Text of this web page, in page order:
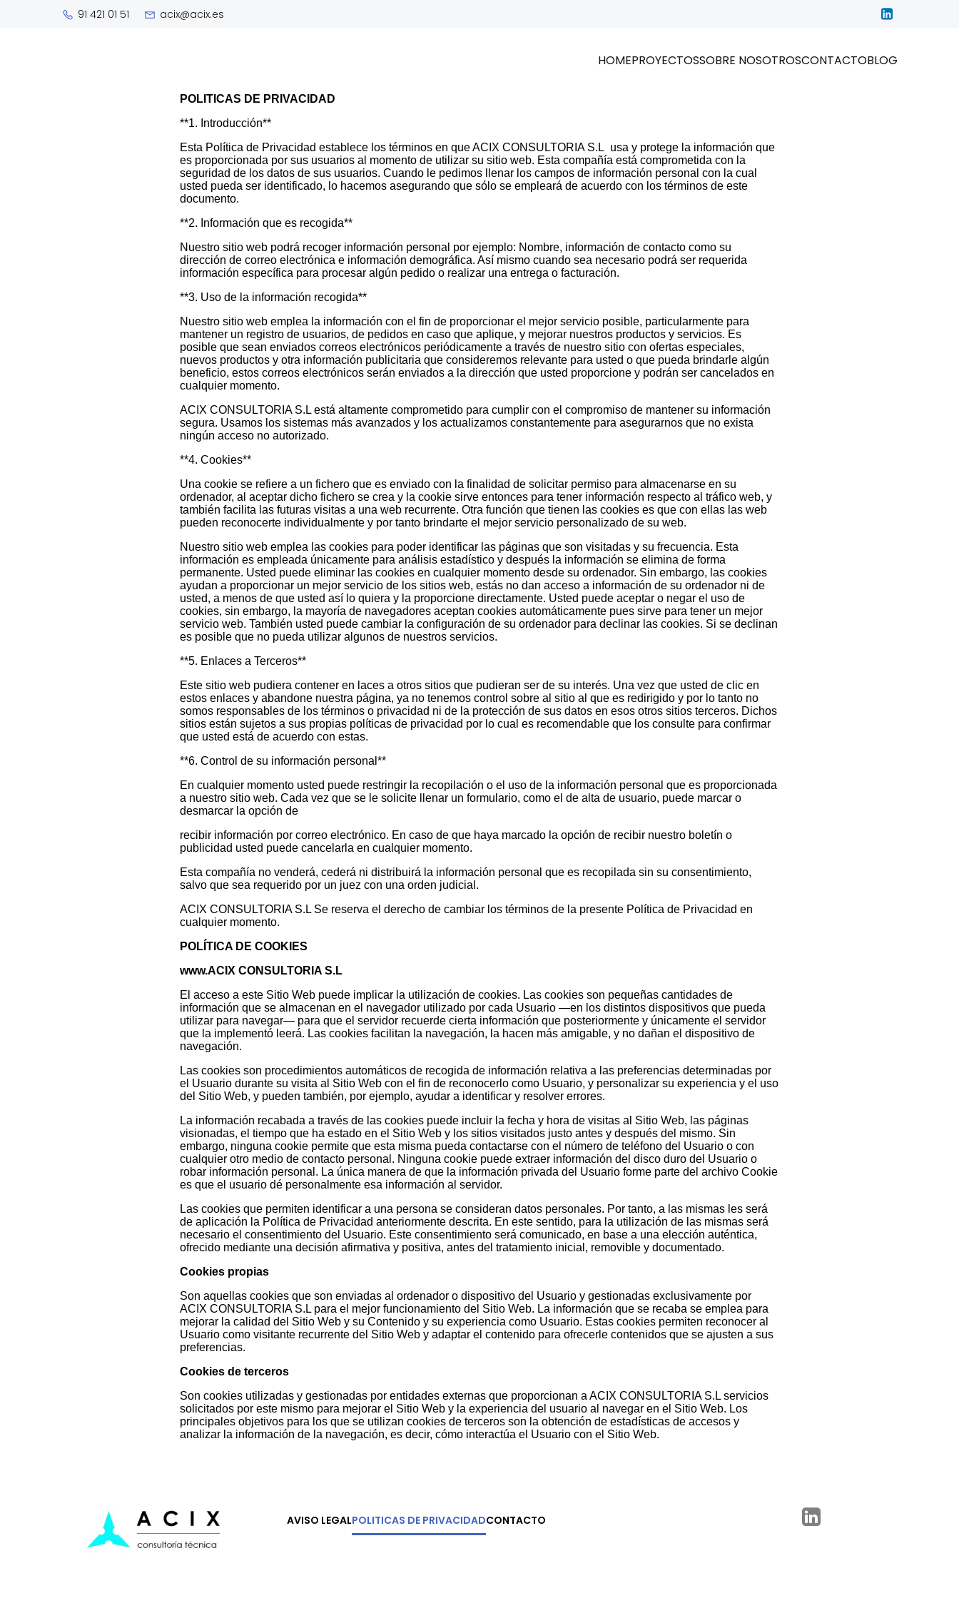
91 421 01 51 acix@acix.es
HOMEPROYECTOSSOBRE NOSOTROSCONTACTOBLOG
POLITICAS DE PRIVACIDAD
**1. Introducción**
Esta Política de Privacidad establece los términos en que ACIX CONSULTORIA S.L usa y protege la información que
es proporcionada por sus usuarios al momento de utilizar su sitio web. Esta compañía está comprometida con la
seguridad de los datos de sus usuarios. Cuando le pedimos llenar los campos de información personal con la cual
usted pueda ser identificado, lo hacemos asegurando que sólo se empleará de acuerdo con los términos de este
documento.
**2. Información que es recogida**
Nuestro sitio web podrá recoger información personal por ejemplo: Nombre, información de contacto como su
dirección de correo electrónica e información demográfica. Así mismo cuando sea necesario podrá ser requerida
información específica para procesar algún pedido o realizar una entrega o facturación.
**3. Uso de la información recogida**
Nuestro sitio web emplea la información con el fin de proporcionar el mejor servicio posible, particularmente para
mantener un registro de usuarios, de pedidos en caso que aplique, y mejorar nuestros productos y servicios. Es
posible que sean enviados correos electrónicos periódicamente a través de nuestro sitio con ofertas especiales,
nuevos productos y otra información publicitaria que consideremos relevante para usted o que pueda brindarle algún
beneficio, estos correos electrónicos serán enviados a la dirección que usted proporcione y podrán ser cancelados en
cualquier momento.
ACIX CONSULTORIA S.L está altamente comprometido para cumplir con el compromiso de mantener su información
segura. Usamos los sistemas más avanzados y los actualizamos constantemente para asegurarnos que no exista
ningún acceso no autorizado.
**4. Cookies**
Una cookie se refiere a un fichero que es enviado con la finalidad de solicitar permiso para almacenarse en su
ordenador, al aceptar dicho fichero se crea y la cookie sirve entonces para tener información respecto al tráfico web, y
también facilita las futuras visitas a una web recurrente. Otra función que tienen las cookies es que con ellas las web
pueden reconocerte individualmente y por tanto brindarte el mejor servicio personalizado de su web.
Nuestro sitio web emplea las cookies para poder identificar las páginas que son visitadas y su frecuencia. Esta
información es empleada únicamente para análisis estadístico y después la información se elimina de forma
permanente. Usted puede eliminar las cookies en cualquier momento desde su ordenador. Sin embargo, las cookies
ayudan a proporcionar un mejor servicio de los sitios web, estás no dan acceso a información de su ordenador ni de
usted, a menos de que usted así lo quiera y la proporcione directamente. Usted puede aceptar o negar el uso de
cookies, sin embargo, la mayoría de navegadores aceptan cookies automáticamente pues sirve para tener un mejor
servicio web. También usted puede cambiar la configuración de su ordenador para declinar las cookies. Si se declinan
es posible que no pueda utilizar algunos de nuestros servicios.
**5. Enlaces a Terceros**
Este sitio web pudiera contener en laces a otros sitios que pudieran ser de su interés. Una vez que usted de clic en
estos enlaces y abandone nuestra página, ya no tenemos control sobre al sitio al que es redirigido y por lo tanto no
somos responsables de los términos o privacidad ni de la protección de sus datos en esos otros sitios terceros. Dichos
sitios están sujetos a sus propias políticas de privacidad por lo cual es recomendable que los consulte para confirmar
que usted está de acuerdo con estas.
**6. Control de su información personal**
En cualquier momento usted puede restringir la recopilación o el uso de la información personal que es proporcionada
a nuestro sitio web. Cada vez que se le solicite llenar un formulario, como el de alta de usuario, puede marcar o
desmarcar la opción de
recibir información por correo electrónico. En caso de que haya marcado la opción de recibir nuestro boletín o
publicidad usted puede cancelarla en cualquier momento.
Esta compañía no venderá, cederá ni distribuirá la información personal que es recopilada sin su consentimiento,
salvo que sea requerido por un juez con una orden judicial.
ACIX CONSULTORIA S.L Se reserva el derecho de cambiar los términos de la presente Política de Privacidad en
cualquier momento.
POLÍTICA DE COOKIES
www.ACIX CONSULTORIA S.L
El acceso a este Sitio Web puede implicar la utilización de cookies. Las cookies son pequeñas cantidades de
información que se almacenan en el navegador utilizado por cada Usuario —en los distintos dispositivos que pueda
utilizar para navegar— para que el servidor recuerde cierta información que posteriormente y únicamente el servidor
que la implementó leerá. Las cookies facilitan la navegación, la hacen más amigable, y no dañan el dispositivo de
navegación.
Las cookies son procedimientos automáticos de recogida de información relativa a las preferencias determinadas por
el Usuario durante su visita al Sitio Web con el fin de reconocerlo como Usuario, y personalizar su experiencia y el uso
del Sitio Web, y pueden también, por ejemplo, ayudar a identificar y resolver errores.
La información recabada a través de las cookies puede incluir la fecha y hora de visitas al Sitio Web, las páginas
visionadas, el tiempo que ha estado en el Sitio Web y los sitios visitados justo antes y después del mismo. Sin
embargo, ninguna cookie permite que esta misma pueda contactarse con el número de teléfono del Usuario o con
cualquier otro medio de contacto personal. Ninguna cookie puede extraer información del disco duro del Usuario o
robar información personal. La única manera de que la información privada del Usuario forme parte del archivo Cookie
es que el usuario dé personalmente esa información al servidor.
Las cookies que permiten identificar a una persona se consideran datos personales. Por tanto, a las mismas les será
de aplicación la Política de Privacidad anteriormente descrita. En este sentido, para la utilización de las mismas será
necesario el consentimiento del Usuario. Este consentimiento será comunicado, en base a una elección auténtica,
ofrecido mediante una decisión afirmativa y positiva, antes del tratamiento inicial, removible y documentado.
Cookies propias
Son aquellas cookies que son enviadas al ordenador o dispositivo del Usuario y gestionadas exclusivamente por
ACIX CONSULTORIA S.L para el mejor funcionamiento del Sitio Web. La información que se recaba se emplea para
mejorar la calidad del Sitio Web y su Contenido y su experiencia como Usuario. Estas cookies permiten reconocer al
Usuario como visitante recurrente del Sitio Web y adaptar el contenido para ofrecerle contenidos que se ajusten a sus
preferencias.
Cookies de terceros
Son cookies utilizadas y gestionadas por entidades externas que proporcionan a ACIX CONSULTORIA S.L servicios
solicitados por este mismo para mejorar el Sitio Web y la experiencia del usuario al navegar en el Sitio Web. Los
principales objetivos para los que se utilizan cookies de terceros son la obtención de estadísticas de accesos y
analizar la información de la navegación, es decir, cómo interactúa el Usuario con el Sitio Web.
AVISO LEGALPOLITICAS DE PRIVACIDADCONTACTO